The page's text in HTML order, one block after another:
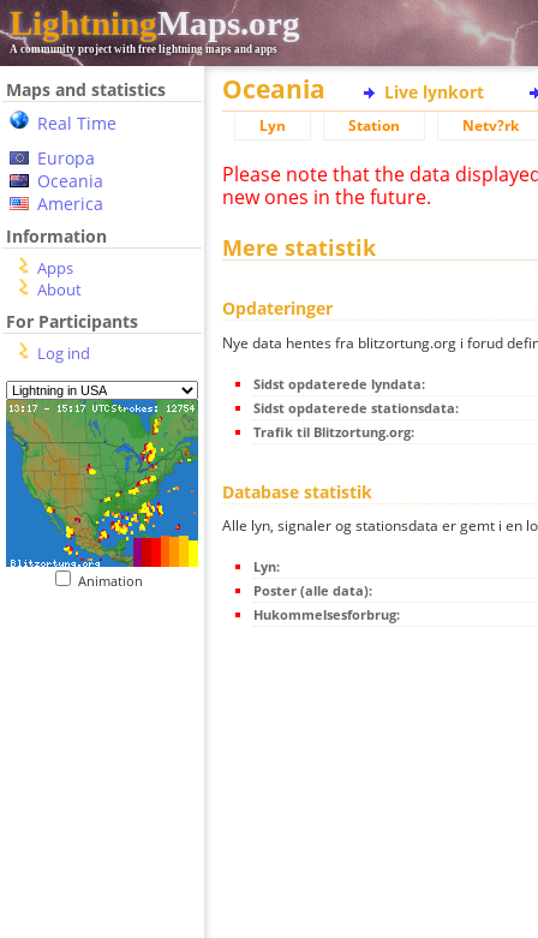
LightningMaps.org
A community project with free lightning maps and apps
Maps and statistics
Real Time
Europa
Oceania
America
Information
Apps
About
For Participants
Log ind
Animation
Oceania Live lynkort
Lyn Station Netv?rk
Please note that the data
new ones in the future.
Mere statistik
Opdateringer
Nye data hentes fra blitzortung.org i forud
Sidst opdaterede lyndata:
Sidst opdaterede stationsdata:
Trafik til Blitzortung.org:
Database statistik
Alle lyn, signaler og stationsdata er gemt i en
Lyn:
Poster (alle data):
Hukommelsesforbrug: